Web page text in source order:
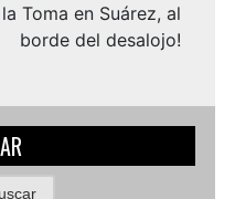
la Toma en Suárez, al
borde del desalojo!